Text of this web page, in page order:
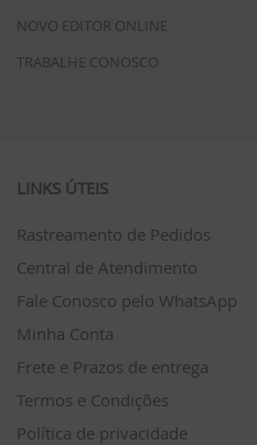
NOVO EDITOR ONLINE
TRABALHE CONOSCO
LINKS ÚTEIS
Rastreamento de Pedidos
Central de Atendimento
Fale Conosco pelo WhatsApp
Minha Conta
Frete e Prazos de entrega
Termos e Condições
Política de privacidade